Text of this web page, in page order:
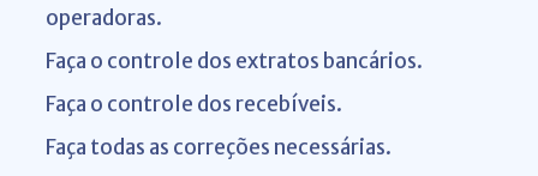
operadoras.
Faça o controle dos extratos bancários.
Faça o controle dos recebíveis.
Faça todas as correções necessárias.